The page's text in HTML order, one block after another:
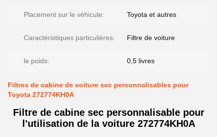
Placement sur le véhicule: Toyota et autres
Caractéristiques particulières: Filtre de voiture
le poids: 0,5 livres
Filtres de cabine de voiture sec personnalisables pour
Toyota 272774KH0A
Filtre de cabine sec personnalisable pour
l'utilisation de la voiture 272774KH0A